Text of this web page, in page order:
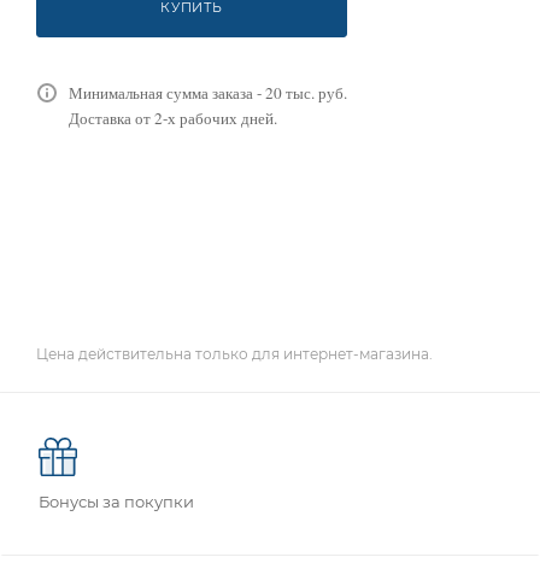
КУПИТЬ
Минимальная сумма заказа - 20 тыс. руб.
Доставка от 2-х рабочих дней.
Цена действительна только для интернет-магазина.
Бонусы за покупки